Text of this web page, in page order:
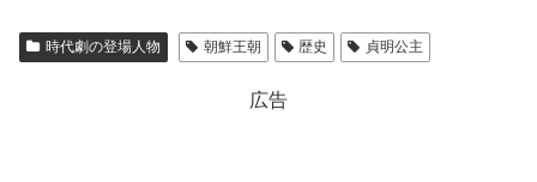
時代劇の登場人物 朝鮮王朝 歴史 貞明公主
広告